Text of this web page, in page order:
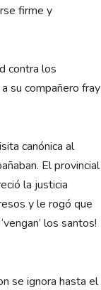
firme y
contra los
su compañero fray
canónica al
El provincial
la justicia
y le rogó que
los santos!
se ignora hasta el